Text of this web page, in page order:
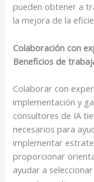
pueden obtener a
la mejora de la
Colaboración con
Beneficios de
Colaborar con
implementación y
consultores de IA
necesarios para
implementar
proporcionar
ayudar a